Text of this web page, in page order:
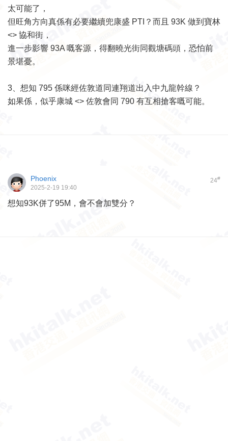
太可能了，
但旺角方向真係有必要繼續兜康盛 PTI？而且 93K 做到寶林
<> 協和街，
進一步影響 93A 嘅客源，得翻曉光街同觀塘碼頭，恐怕前
景堪憂。
3、想知 795 係咪經佐敦道同連翔道出入中九龍幹線？
如果係，似乎康城 <> 佐敦會同 790 有互相搶客嘅可能。
24#
Phoenix
2025-2-19 19:40
想知93K併了95M，會不會加雙分？